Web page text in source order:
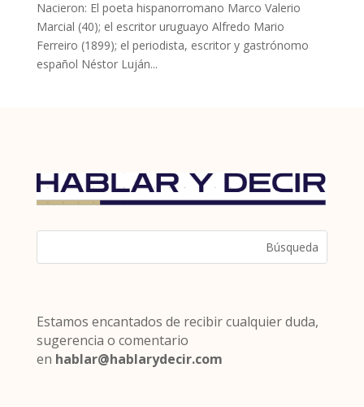
Nacieron: El poeta hispanorromano Marco Valerio
Marcial (40); el escritor uruguayo Alfredo Mario
Ferreiro (1899); el periodista, escritor y gastrónomo
español Néstor Luján...
Estamos encantados de recibir cualquier duda,
sugerencia o comentario
en hablar@hablarydecir.com